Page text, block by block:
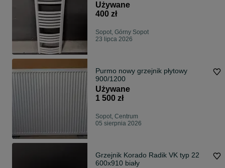
Używane
400 zł
Sopot, Górny Sopot
23 lipca 2026
Purmo nowy grzejnik płytowy
900/1200
Używane
1 500 zł
Sopot, Centrum
05 sierpnia 2026
Grzejnik Korado Radik VK typ 22
600x910 biały